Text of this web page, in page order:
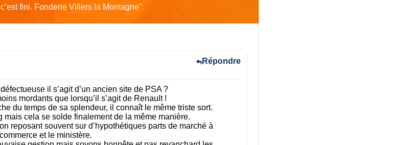
fini. Fonderie Villers la Montagne"
il s’agit d’un ancien site de PSA ?
mordants que lorsqu’il s’agit de Renault !
du temps de sa splendeur, il connaît le même triste sort.
cela se solde finalement de la même manière.
reposant souvent sur d’hypothétiques parts de marché à
et le ministère.
Répondre